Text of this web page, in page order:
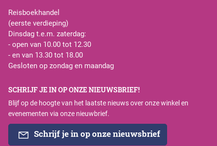
Reisboekhandel
(eerste verdieping)
Dinsdag t.e.m. zaterdag:
- open van 10.00 tot 12.30
- en van 13.30 tot 18.00
Gesloten op zondag en maandag
SCHRIJF JE IN OP ONZE NIEUWSBRIEF!
Blijf op de hoogte van het laatste nieuws over onze winkel en
evenementen via onze nieuwbrief.
Schrijf je in op onze nieuwsbrief